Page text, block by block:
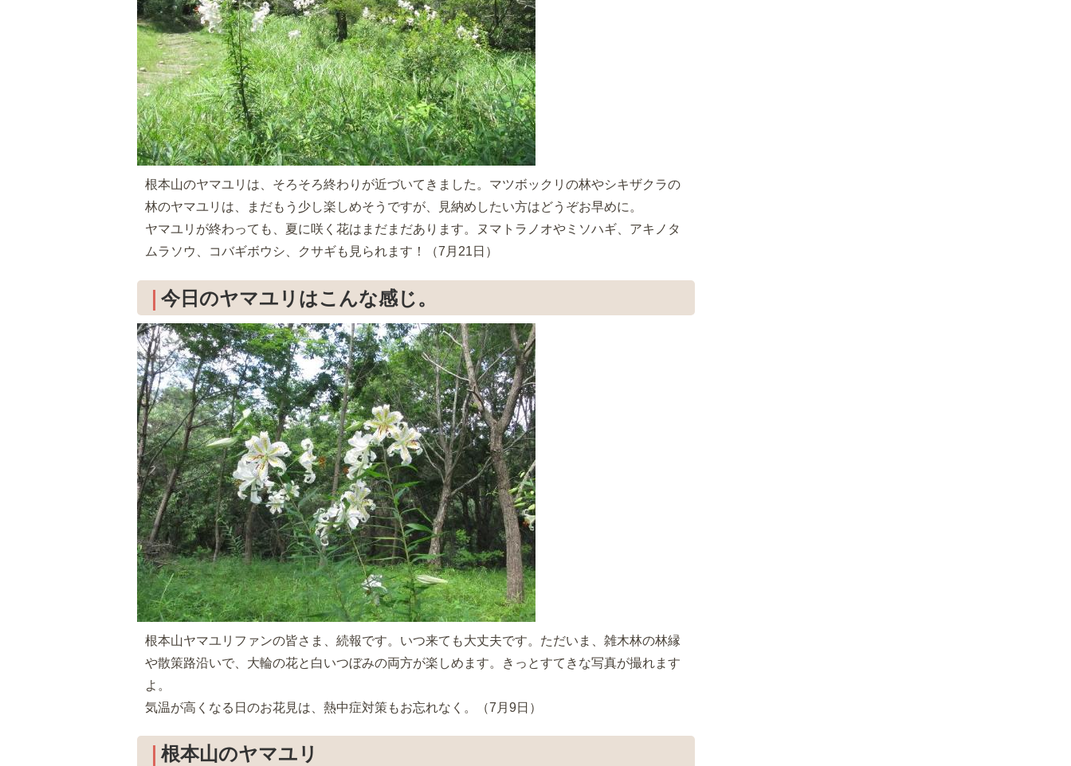
根本山のヤマユリは、そろそろ終わりが近づいてきました。マツボックリの林やシキザクラの
林のヤマユリは、まだもう少し楽しめそうですが、見納めしたい方はどうぞお早めに。
ヤマユリが終わっても、夏に咲く花はまだまだあります。ヌマトラノオやミソハギ、アキノタ
ムラソウ、コバギボウシ、クサギも見られます！（7月21日）
今日のヤマユリはこんな感じ。
根本山ヤマユリファンの皆さま、続報です。いつ来ても大丈夫です。ただいま、雑木林の林縁
や散策路沿いで、大輪の花と白いつぼみの両方が楽しめます。きっとすてきな写真が撮れます
よ。
気温が高くなる日のお花見は、熱中症対策もお忘れなく。（7月9日）
根本山のヤマユリ